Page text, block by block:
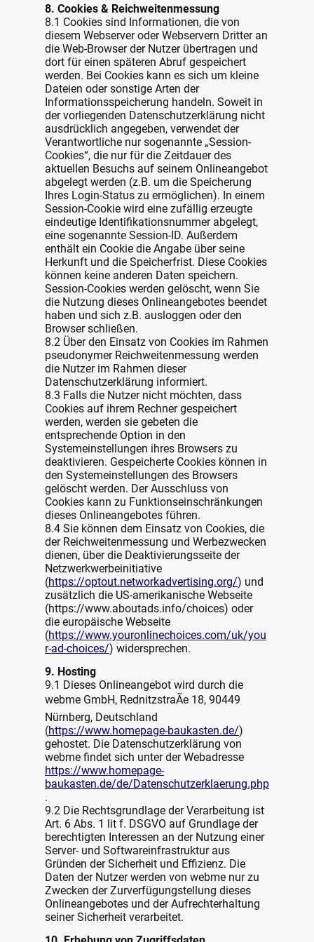
8. Cookies & Reichweitenmessung
8.1 Cookies sind Informationen, die von
diesem Webserver oder Webservern Dritter an
die Web-Browser der Nutzer übertragen und
dort für einen späteren Abruf gespeichert
werden. Bei Cookies kann es sich um kleine
Dateien oder sonstige Arten der
Informationsspeicherung handeln. Soweit in
der vorliegenden Datenschutzerklärung nicht
ausdrücklich angegeben, verwendet der
Verantwortliche nur sogenannte „Session-
Cookies“, die nur für die Zeitdauer des
aktuellen Besuchs auf seinem Onlineangebot
abgelegt werden (z.B. um die Speicherung
Ihres Login-Status zu ermöglichen). In einem
Session-Cookie wird eine zufällig erzeugte
eindeutige Identifikationsnummer abgelegt,
eine sogenannte Session-ID. Außerdem
enthält ein Cookie die Angabe über seine
Herkunft und die Speicherfrist. Diese Cookies
können keine anderen Daten speichern.
Session-Cookies werden gelöscht, wenn Sie
die Nutzung dieses Onlineangebotes beendet
haben und sich z.B. ausloggen oder den
Browser schließen.
8.2 Über den Einsatz von Cookies im Rahmen
pseudonymer Reichweitenmessung werden
die Nutzer im Rahmen dieser
Datenschutzerklärung informiert.
8.3 Falls die Nutzer nicht möchten, dass
Cookies auf ihrem Rechner gespeichert
werden, werden sie gebeten die
entsprechende Option in den
Systemeinstellungen ihres Browsers zu
deaktivieren. Gespeicherte Cookies können in
den Systemeinstellungen des Browsers
gelöscht werden. Der Ausschluss von
Cookies kann zu Funktionseinschränkungen
dieses Onlineangebotes führen.
8.4 Sie können dem Einsatz von Cookies, die
der Reichweitenmessung und Werbezwecken
dienen, über die Deaktivierungsseite der
Netzwerkwerbeinitiative
(https://optout.networkadvertising.org/) und
zusätzlich die US-amerikanische Webseite
(https://www.aboutads.info/choices) oder
die europäische Webseite
(https://www.youronlinechoices.com/uk/you
r-ad-choices/) widersprechen.
9. Hosting
9.1 Dieses Onlineangebot wird durch die
webme GmbH, RednitzstraÃe 18, 90449
Nürnberg, Deutschland
(https://www.homepage-baukasten.de/)
gehostet. Die Datenschutzerklärung von
webme findet sich unter der Webadresse
https://www.homepage-
baukasten.de/de/Datenschutzerklaerung.php
.
9.2 Die Rechtsgrundlage der Verarbeitung ist
Art. 6 Abs. 1 lit f. DSGVO auf Grundlage der
berechtigten Interessen an der Nutzung einer
Server- und Softwareinfrastruktur aus
Gründen der Sicherheit und Effizienz. Die
Daten der Nutzer werden von webme nur zu
Zwecken der Zurverfügungstellung dieses
Onlineangebotes und der Aufrechterhaltung
seiner Sicherheit verarbeitet.